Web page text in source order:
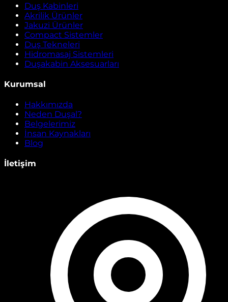
Duş Kabinleri
Akrilik Ürünler
Jakuzi Ürünler
Compact Sistemler
Duş Tekneleri
Hidromasaj Sistemleri
Duşakabin Aksesuarları
Kurumsal
Hakkımızda
Neden Duşal?
Belgelerimiz
İnsan Kaynakları
Blog
İletişim